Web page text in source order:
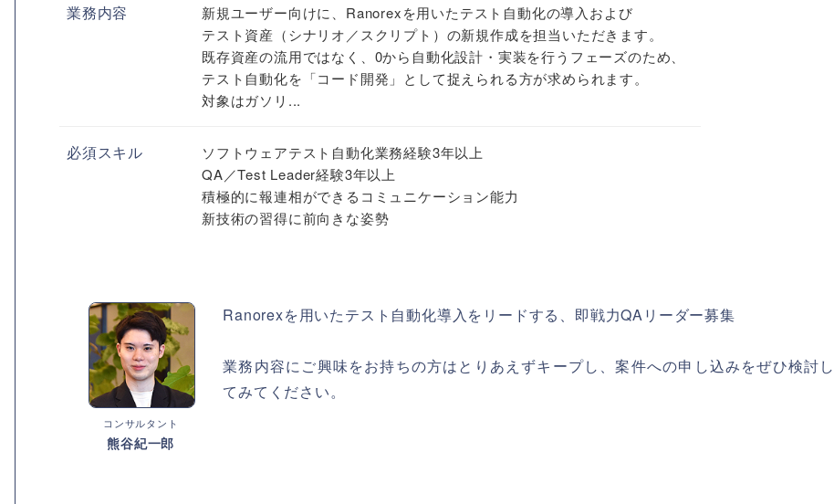
業務内容
新規ユーザー向けに、Ranorexを用いたテスト自動化の導入および
テスト資産（シナリオ／スクリプト）の新規作成を担当いただきます。
既存資産の流用ではなく、0から自動化設計・実装を行うフェーズのため、
テスト自動化を「コード開発」として捉えられる方が求められます。
対象はガソリ...
必須スキル
ソフトウェアテスト自動化業務経験3年以上
QA／Test Leader経験3年以上
積極的に報連相ができるコミュニケーション能力
新技術の習得に前向きな姿勢
コンサルタント
熊谷紀一郎
Ranorexを用いたテスト自動化導入をリードする、即戦力QAリーダー募集
業務内容にご興味をお持ちの方はとりあえずキープし、案件への申し込みをぜひ検討し
てみてください。